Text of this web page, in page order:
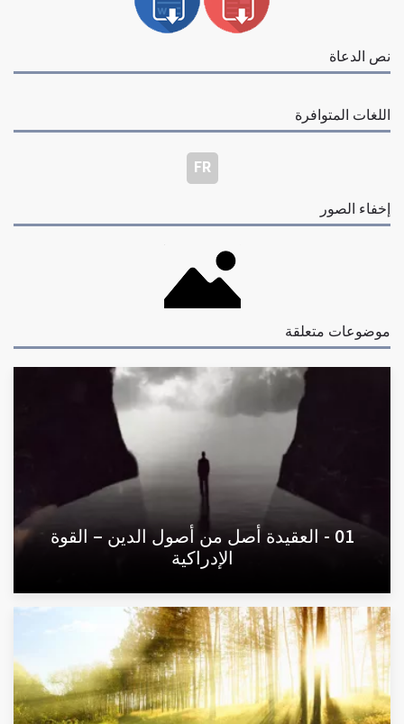
نص الدعاة
اللغات المتوافرة
FR
إخفاء الصور
موضوعات متعلقة
01 - العقيدة أصل من أصول الدين – القوة
الإدراكية